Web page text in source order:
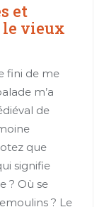
et
le vieux
fini de me
m’a
de
que
signifie
? Où se
? Le